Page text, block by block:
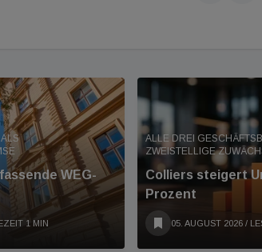
WEG-
1 MIN
ALLE DREI
ZWEISTELLIGE
Colliers steigert
Prozent
05. AUGUST 2026 /